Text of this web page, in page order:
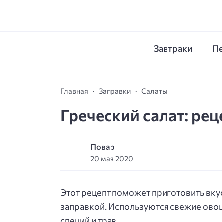
Завтраки
Главная Заправки Салаты
Греческий салат:
Повар
20 мая 2020
Этот рецепт поможет приготовить
заправкой. Используются свежие